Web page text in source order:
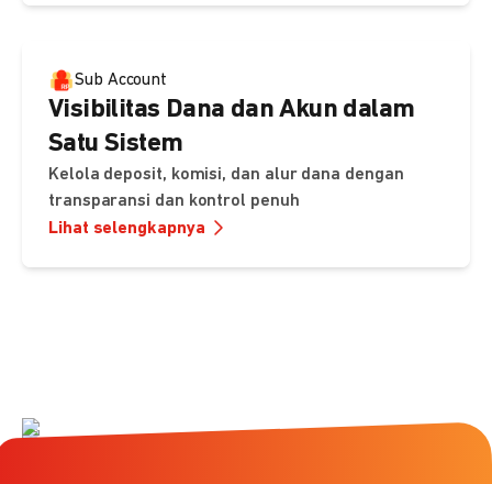
Sub Account
Visibilitas Dana dan Akun dalam
Satu Sistem
Kelola deposit, komisi, dan alur dana dengan
transparansi dan kontrol penuh
Lihat selengkapnya